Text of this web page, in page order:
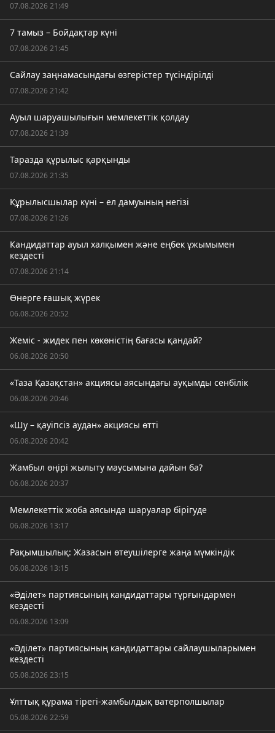
07.08.2026 21:49
7 тамыз – Бойдақтар күні
07.08.2026 21:45
Сайлау заңнамасындағы өзгерістер түсіндірілді
07.08.2026 21:42
Ауыл шаруашылығын мемлекеттік қолдау
07.08.2026 21:39
Таразда құрылыс қарқынды
07.08.2026 21:35
Құрылысшылар күні – ел дамуының негізі
07.08.2026 21:26
Кандидаттар ауыл халқымен және еңбек ұжымымен
кездесті
07.08.2026 21:14
Өнерге ғашық жүрек
06.08.2026 20:52
Жеміс - жидек пен көкөністің бағасы қандай?
06.08.2026 20:50
«Таза Қазақстан» акциясы аясындағы ауқымды сенбілік
06.08.2026 20:46
«Шу – қауіпсіз аудан» акциясы өтті
06.08.2026 20:42
Жамбыл өңірі жылыту маусымына дайын ба?
06.08.2026 20:37
Мемлекеттік жоба аясында шаруалар бірігуде
06.08.2026 13:17
Рақымшылық: Жазасын өтеушілерге жаңа мүмкіндік
06.08.2026 13:15
«Әділет» партиясының кандидаттары тұрғындармен
кездесті
06.08.2026 13:09
«Әділет» партиясының кандидаттары сайлаушыларымен
кездесті
05.08.2026 23:15
Ұлттық құрама тірегі-жамбылдық ватерполшылар
05.08.2026 22:59